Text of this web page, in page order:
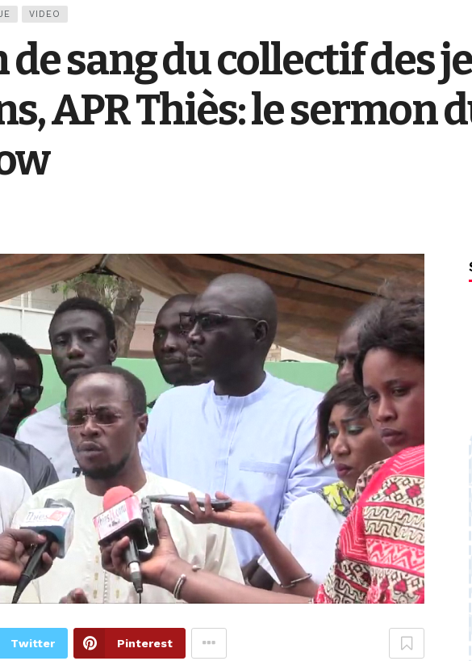
VIDEO
sang du collectif des
APR Thiès: le sermon
Twitter Pinterest